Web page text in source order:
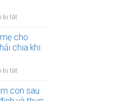
chồng
chương
trình
bị tắt
của
vợ
với
khi
cho
chia khi
bị tắt
ở
được
con sau